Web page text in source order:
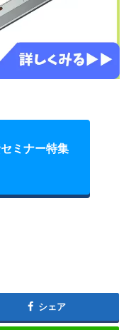
ミナー特集
シェア